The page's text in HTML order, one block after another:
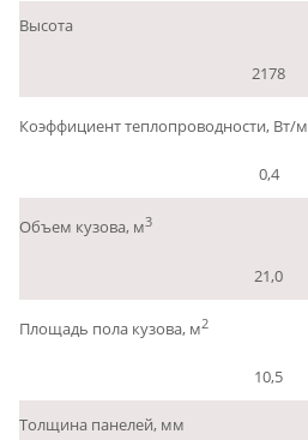
Высота
2178
Коэффициент теплопроводности, Вт/м
0,4
Объем кузова, м3
21,0
Площадь пола кузова, м2
10,5
Толщина панелей, мм